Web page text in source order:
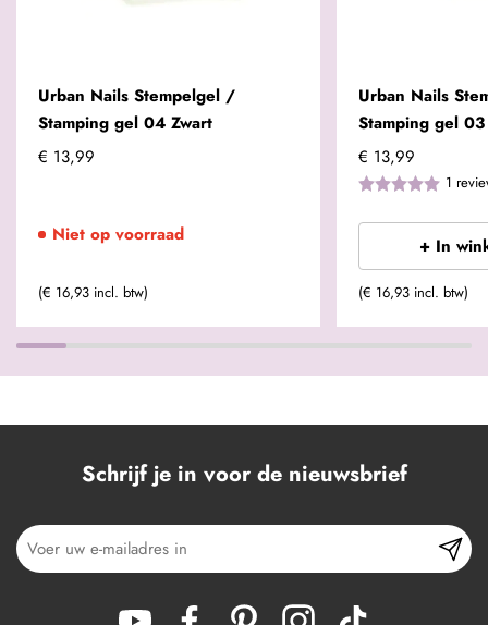
Urban Nails Stempelgel /
Stamping gel 04 Zwart
€ 13,99
Niet op voorraad
(€ 16,93 incl. btw)
Urban Nails
Stamping gel
€ 13,99
1
+ In
(€ 16,93 incl. btw)
Schrijf je in voor de nieuwsbrief